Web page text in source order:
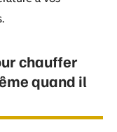
chauffer
quand il